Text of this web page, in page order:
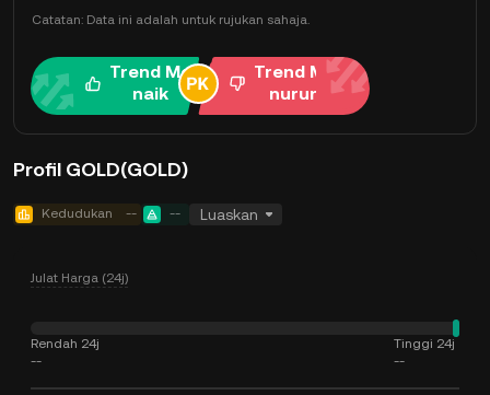
Catatan: Data ini adalah untuk rujukan sahaja.
Trend Me
naik
Trend Me
nurun
Profil GOLD(GOLD)
Kedudukan -- -- Luaskan
Julat Harga (24j)
Rendah 24j
--
Tinggi 24j
--